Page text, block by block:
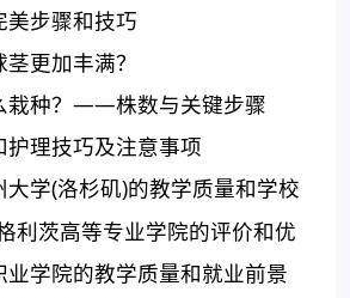
步骤和技巧
更加丰满？
栽种？——株数与关键步骤
理技巧及注意事项
学(洛杉矶)的教学质量和学校
利茨高等专业学院的评价和优
业学院的教学质量和就业前景